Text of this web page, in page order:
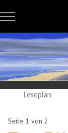
Mobile Menu Toggle
Leseplan
Seite 1 von 2